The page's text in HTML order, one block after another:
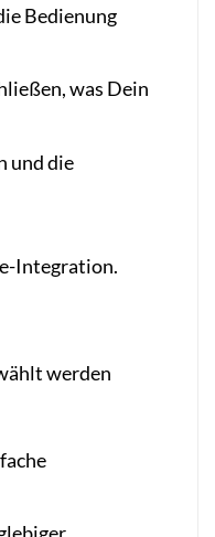
Bedienung
was Dein
und die
Integration.
werden